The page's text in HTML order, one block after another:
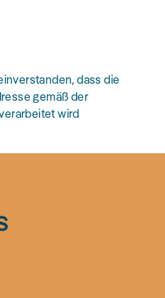
dass die
gemäß der
wird